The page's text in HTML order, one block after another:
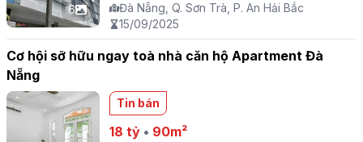
6
Đà Nẵng, Q. Sơn Trà, P. An Hải Bắc
15/09/2025
Cơ hội sỡ hữu ngay toà nhà căn hộ Apartment Đà
Nẵng
Tin bán
18 tỷ• 90m²